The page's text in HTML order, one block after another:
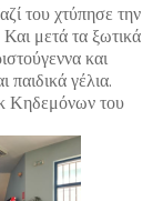
του χτύπησε την
μετά τα ξωτικά
και
γέλια.
Κηδεμόνων του